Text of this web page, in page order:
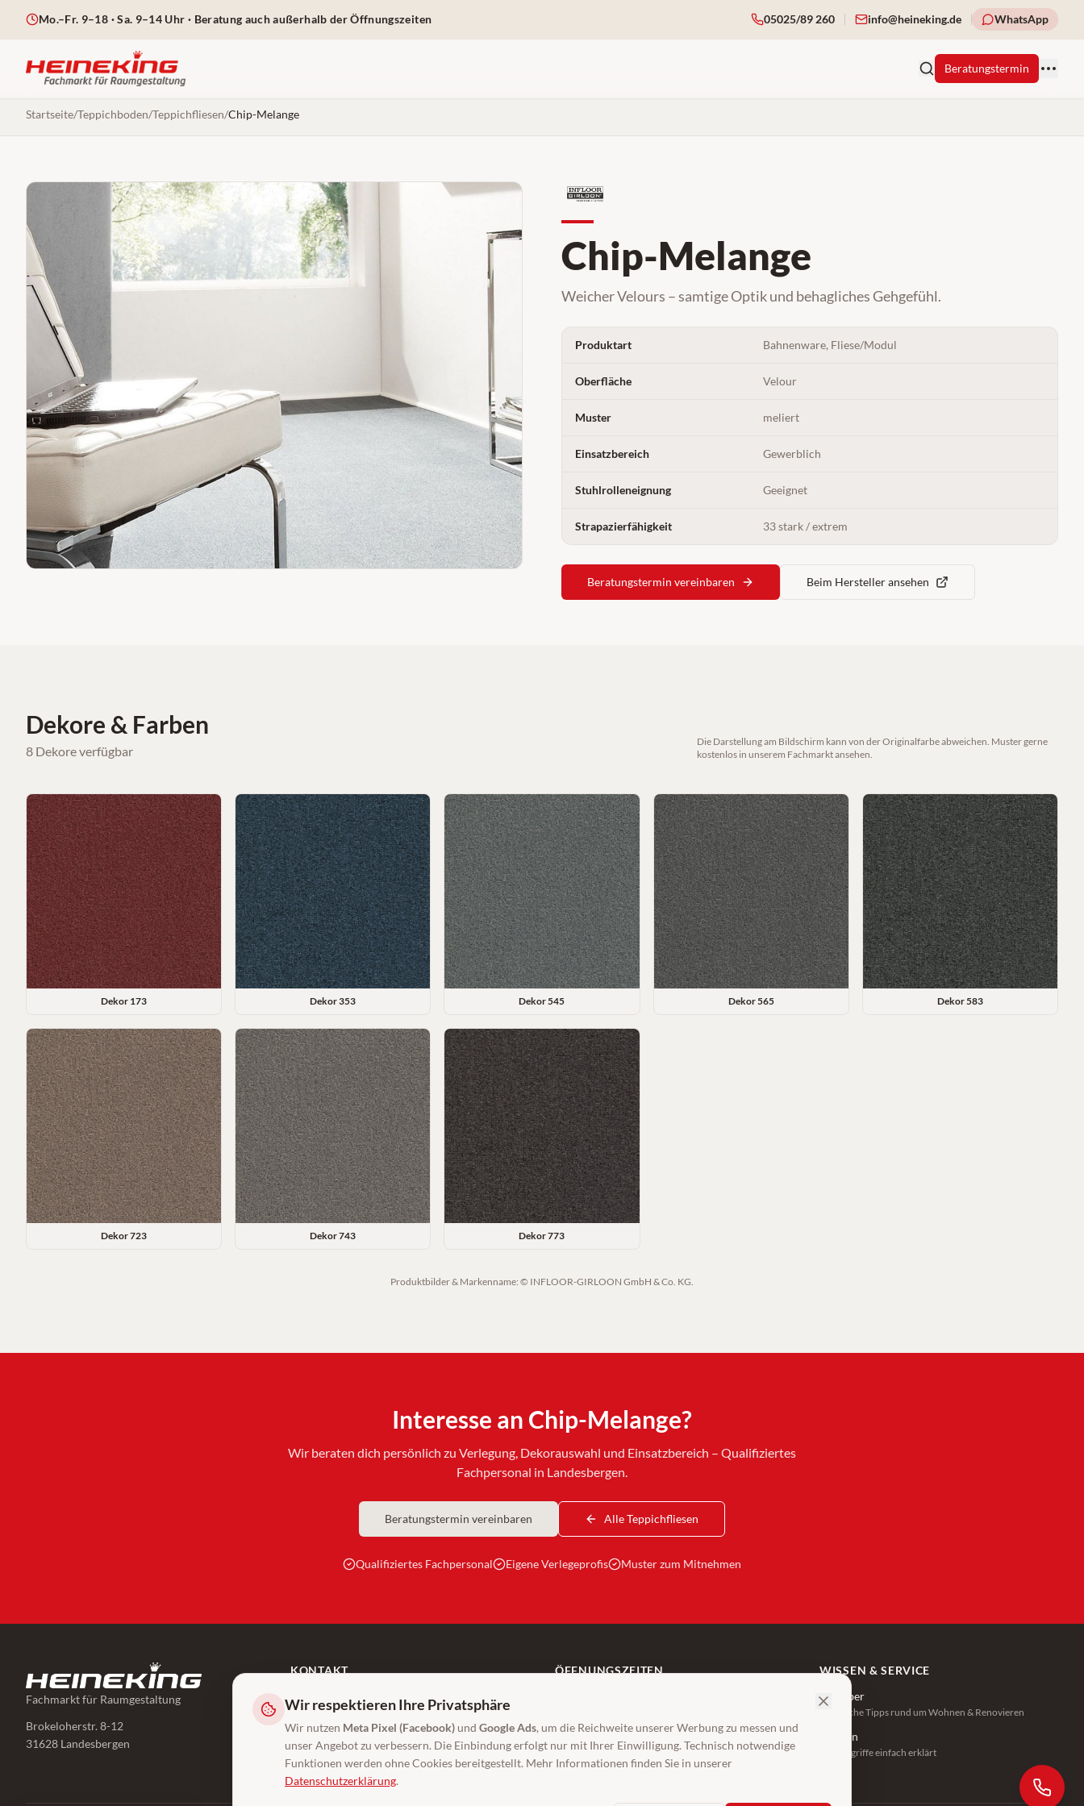
Mo.–Fr. 9–18 · Sa. 9–14 Uhr · Beratung auch außerhalb der Öffnungszeiten 05025/89 260 info@heineking.de WhatsApp
Beratungstermin
Startseite/Teppichboden/Teppichfliesen/Chip-Melange
Chip-Melange
Weicher Velours – samtige Optik und behagliches Gehgefühl.
Produktart Bahnenware, Fliese/Modul
Oberfläche Velour
Muster meliert
Einsatzbereich Gewerblich
Stuhlrolleneignung Geeignet
Strapazierfähigkeit 33 stark / extrem
Beratungstermin vereinbaren Beim Hersteller ansehen
Dekore & Farben
8 Dekoreverfügbar
Die Darstellung am Bildschirm kann von der Originalfarbe abweichen. Muster gerne
kostenlos in unserem Fachmarkt ansehen.
Dekor 173 Dekor353 Dekor545 Dekor565 Dekor583
Dekor723 Dekor743 Dekor773
Produktbilder & Markenname: © INFLOOR-GIRLOON GmbH & Co. KG.
Interesse an Chip-Melange?
Wir beraten dich persönlich zu Verlegung, Dekorauswahl und Einsatzbereich – Qualifiziertes
Fachpersonal in Landesbergen.
Beratungstermin vereinbaren Alle Teppichfliesen
Qualifiziertes Fachpersonal Eigene Verlegeprofis Muster zum Mitnehmen
Fachmarkt für Raumgestaltung
Brokeloherstr. 8-12
31628 Landesbergen
KONTAKT
ÖFFNUNGSZEITEN
Beratung auch außerhalb der Öffnungszeiten
Jetzt beraten lassen
WISSEN & SERVICE
Ratgeber
Praktische Tipps rund um Wohnen & Renovieren
Lexikon
Fachbegriffe einfach erklärt
Wir respektieren Ihre Privatsphäre
Wir nutzen Meta Pixel (Facebook) und Google Ads, um die Reichweite unserer Werbung zu messen und
unser Angebot zu verbessern. Die Einbindung erfolgt nur mit Ihrer Einwilligung. Technisch notwendige
Funktionen werden ohne Cookies bereitgestellt. Mehr Informationen finden Sie in unserer
Datenschutzerklärung.